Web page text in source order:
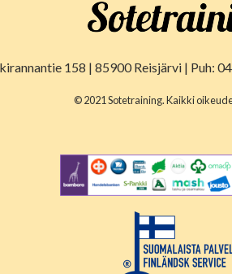
158 | 85900 Reisjärvi | Puh:
© 2021 Sotetraining. Kaikki